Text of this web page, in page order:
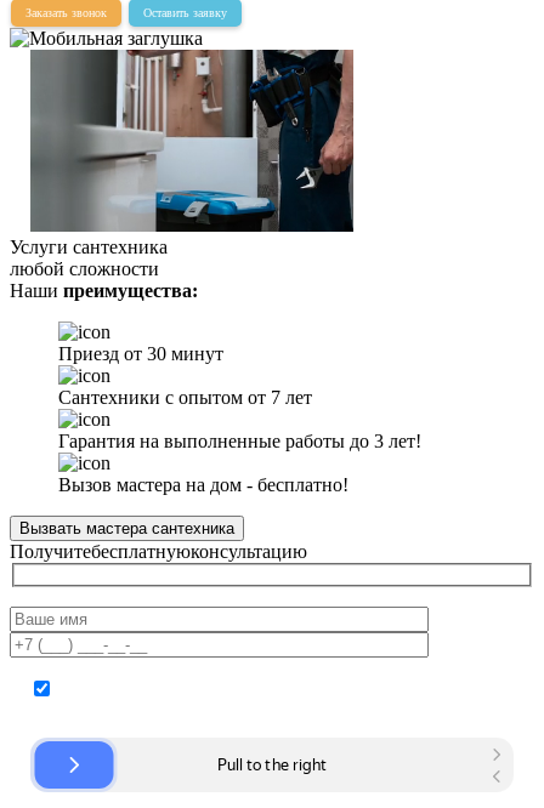
Заказать звонок Оставить заявку
Услуги сантехника
любой сложности
Наши преимущества:
Приезд от 30 минут
Сантехники с опытом от 7 лет
Гарантия на выполненные работы до 3 лет!
Вызов мастера на дом - бесплатно!
Вызвать мастера сантехника
Получитебесплатнуюконсультацию